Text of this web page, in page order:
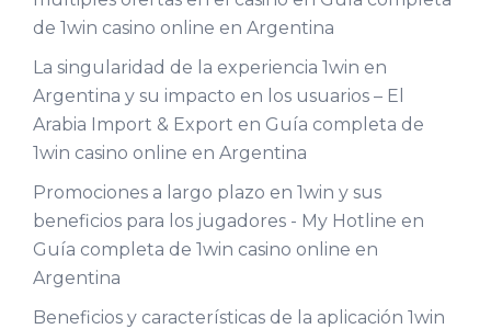
de 1win casino online en Argentina
La singularidad de la experiencia 1win en
Argentina y su impacto en los usuarios – El
Arabia Import & Export en Guía completa de
1win casino online en Argentina
Promociones a largo plazo en 1win y sus
beneficios para los jugadores - My Hotline en
Guía completa de 1win casino online en
Argentina
Beneficios y características de la aplicación 1win